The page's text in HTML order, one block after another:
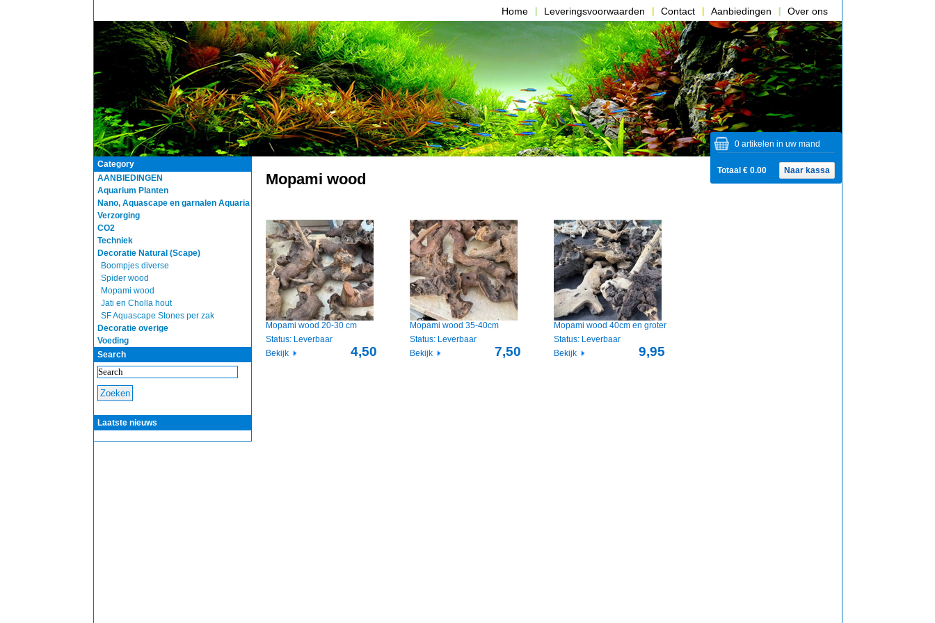
Home Leveringsvoorwaarden Contact Aanbiedingen Over ons
Category
AANBIEDINGEN
Aquarium Planten
Nano, Aquascape en garnalen Aquaria
Verzorging
CO2
Techniek
Decoratie Natural (Scape)
Boompjes diverse
Spider wood
Mopami wood
Jati en Cholla hout
SF Aquascape Stones per zak
Decoratie overige
Voeding
Search
Laatste nieuws
0 artikelen in uw mand
Totaal € 0.00 Naar kassa
Mopami wood
Mopami wood 20-30 cm
4,50
Status: Leverbaar
Bekijk
Mopami wood 35-40cm
7,50
Status: Leverbaar
Bekijk
Mopami wood 40cm en groter
9,95
Status: Leverbaar
Bekijk